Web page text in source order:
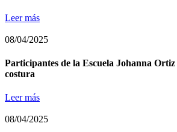
Leer más
08/04/2025
Participantes de la Escuela Johanna
costura
Leer más
08/04/2025